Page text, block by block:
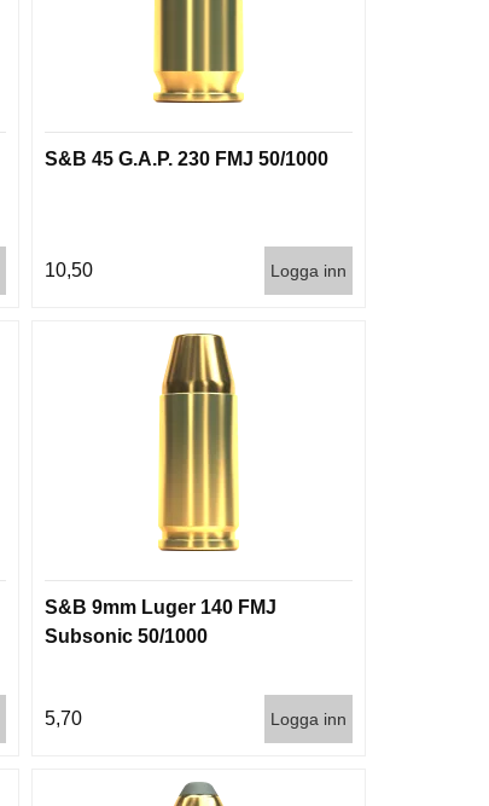
S&B 45 G.A.P. 230 FMJ 50/1000
10,50 Logga inn
S&B 9mm Luger 140 FMJ
Subsonic 50/1000
5,70 Logga inn